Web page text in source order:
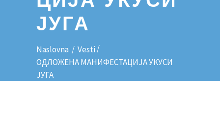
ЈУГА
Naslovna / Vesti /
ОДЛОЖЕНА МАНИФЕСТАЦИЈА УКУСИ
ЈУГА